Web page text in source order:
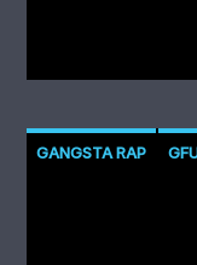
GANGSTA RAP